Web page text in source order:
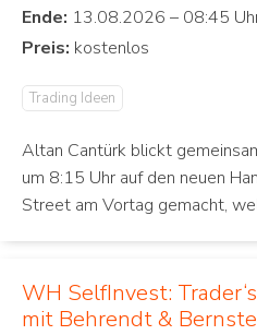
Ende:
Preis:
Trading Ideen
Altan Cantürk blickt
um 8:15 Uhr auf den neuen
Street am Vortag gemacht,
WH SelfInvest:
mit Behrendt &